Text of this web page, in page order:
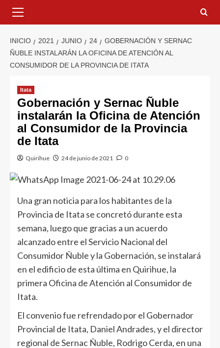
INICIO 2021 JUNIO 24
GOBERNACIÓN Y SERNAC
ÑUBLE INSTALARÁN LA OFICINA DE ATENCIÓN AL
CONSUMIDOR DE LA PROVINCIA DE ITATA
Itata
Gobernación y Sernac Ñuble
instalarán la Oficina de Atención
al Consumidor de la Provincia
de Itata
Quirihue 24 de junio de 2021 0
Una gran noticia para los habitantes de la
Provincia de Itata se concretó durante esta
semana, luego que gracias a un acuerdo
alcanzado entre el Servicio Nacional del
Consumidor Ñuble y la Gobernación, se instalará
en el edificio de esta última en Quirihue, la
primera Oficina de Atención al Consumidor de
Itata.
El convenio fue refrendado por el Gobernador
Provincial de Itata, Daniel Andrades, y el director
regional de Sernac Ñuble, Rodrigo Cerda, en una